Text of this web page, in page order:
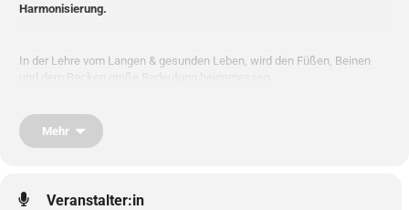
Harmonisierung.
In der Lehre vom Langen & gesunden Leben, wird den Füßen, Beinen
und dem Becken große Bedeutung beigemessen.
Durch sanfte Streichungen mit warmem Ölen, und der Aktivierung der
Vitalpunkte (Marmapunkte) können sich Tiefe Verspannungen und auch
wirkt. Die Selbstheilungskräfte werden stimuliert, und die
Mehr
Veranstalter:in